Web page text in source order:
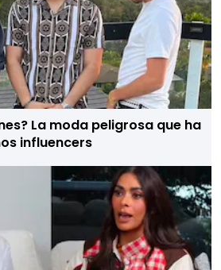
La moda peligrosa que ha
influencers